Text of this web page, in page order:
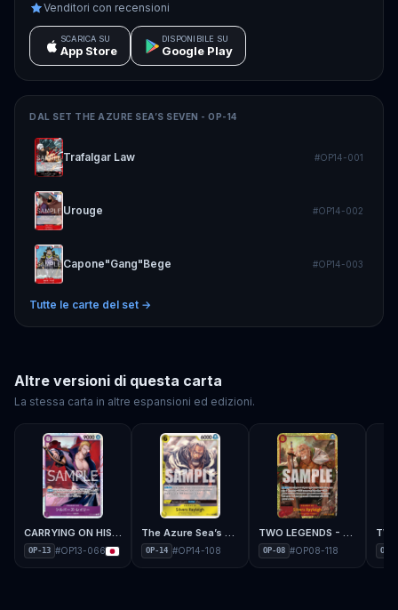
Venditori con recensioni
SCARICA SU
App Store
DISPONIBILE SU
Google Play
DAL SET THE AZURE SEA’S SEVEN - OP-14
Trafalgar Law #OP14-001
Urouge #OP14-002
Capone"Gang"Bege #OP14-003
Tutte le carte del set →
Altre versioni di questa carta
La stessa carta in altre espansioni ed edizioni.
CARRYING ON HIS WILL - OP-13
OP-13 #OP13-066
The Azure Sea’s Seven - OP-14
OP-14 #OP14-108
TWO LEGENDS - OP-08
OP-08 #OP08-118 OP-